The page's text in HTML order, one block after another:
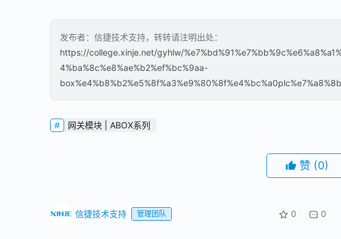
发布者：信捷技术支持，转转请注明出处：
https://college.xinje.net/gyhlw/
4%ba%8c%e8%ae%b2%ef%bc%9aa-
网关模块 | ABOX系列
赞 (0)
信捷技术支持 管理团队 0 0